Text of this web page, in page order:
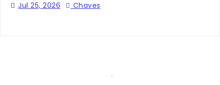
Jul 25, 2026 Chaves